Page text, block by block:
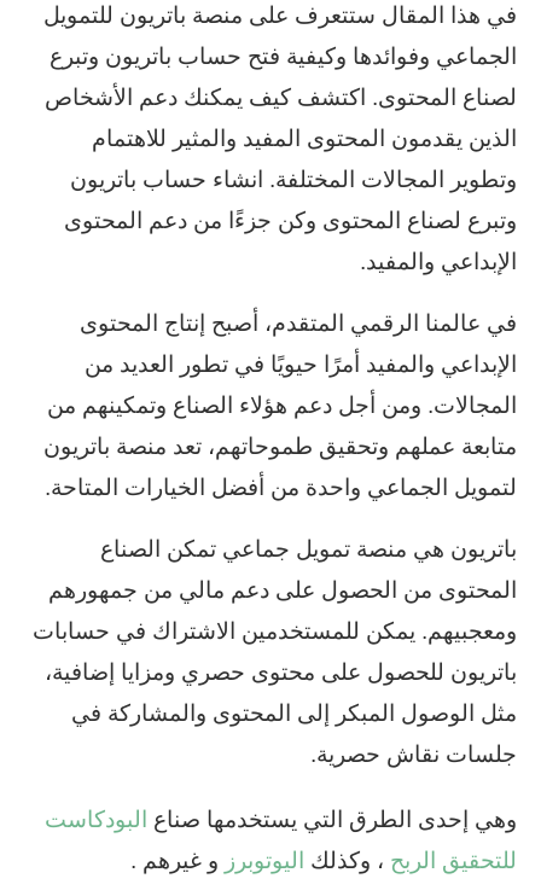
في هذا المقال ستتعرف على منصة باتريون للتمويل
الجماعي وفوائدها وكيفية فتح حساب باتريون وتبرع
لصناع المحتوى. اكتشف كيف يمكنك دعم الأشخاص
الذين يقدمون المحتوى المفيد والمثير للاهتمام
وتطوير المجالات المختلفة. انشاء حساب باتريون
وتبرع لصناع المحتوى وكن جزءًا من دعم المحتوى
الإبداعي والمفيد.
في عالمنا الرقمي المتقدم، أصبح إنتاج المحتوى
الإبداعي والمفيد أمرًا حيويًا في تطور العديد من
المجالات. ومن أجل دعم هؤلاء الصناع وتمكينهم من
متابعة عملهم وتحقيق طموحاتهم، تعد منصة باتريون
لتمويل الجماعي واحدة من أفضل الخيارات المتاحة.
باتريون هي منصة تمويل جماعي تمكن الصناع
المحتوى من الحصول على دعم مالي من جمهورهم
ومعجبيهم. يمكن للمستخدمين الاشتراك في حسابات
باتريون للحصول على محتوى حصري ومزايا إضافية،
مثل الوصول المبكر إلى المحتوى والمشاركة في
جلسات نقاش حصرية.
وهي إحدى الطرق التي يستخدمها صناع
البودكاست
للتحقيق الربح ، وكذلك اليوتوبرز و غيرهم .